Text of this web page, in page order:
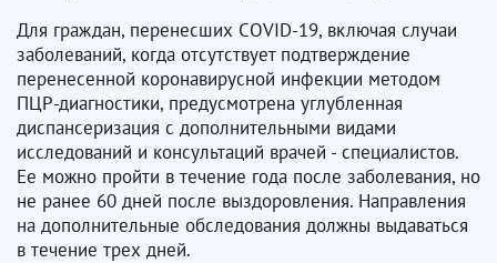
Для граждан, перенесших COVID-19, включая случаи
заболеваний, когда отсутствует подтверждение
перенесенной коронавирусной инфекции методом
ПЦР-диагностики, предусмотрена углубленная
диспансеризация с дополнительными видами
исследований и консультаций врачей - специалистов.
Ее можно пройти в течение года после заболевания, но
не ранее 60 дней после выздоровления. Направления
на дополнительные обследования должны выдаваться
в течение трех дней.